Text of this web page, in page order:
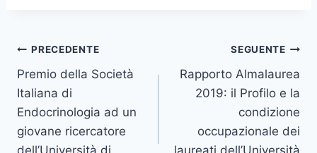
Navigazione
articoli
PRECEDENTE
Premio della Società
Italiana di
Endocrinologia ad un
giovane ricercatore
dell’Università di
SEGUENTE
Rapporto Almalaurea
2019: il Profilo e la
condizione
occupazionale dei
laureati dell’Università